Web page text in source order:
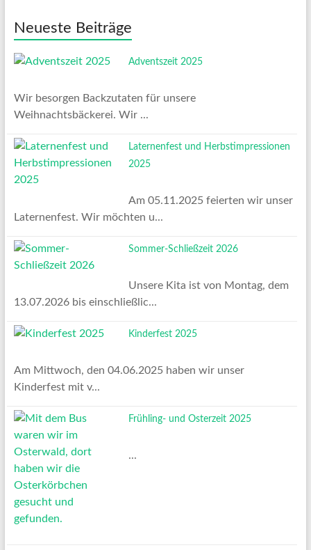
Neueste Beiträge
Adventszeit 2025
Wir besorgen Backzutaten für unsere
Weihnachtsbäckerei. Wir ...
Laternenfest und Herbstimpressionen
2025
Am 05.11.2025 feierten wir unser
Laternenfest. Wir möchten u...
Sommer-Schließzeit 2026
Unsere Kita ist von Montag, dem
13.07.2026 bis einschließlic...
Kinderfest 2025
Am Mittwoch, den 04.06.2025 haben wir unser
Kinderfest mit v...
Frühling- und Osterzeit 2025
...